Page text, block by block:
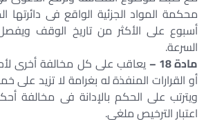
محكمة المواد الجزئية الواقع فى دائرتها
أسبوع على الأكثر من تاريخ الوقف
السرعة.
مادة 18 –
يعاقب على كل مخالفة أخرى
أو القرارات المنفذة له بغرامة لا تزيد على
ويترتب على الحكم بالإدانة فى مخالفة
اعتبار الترخيص ملغى.